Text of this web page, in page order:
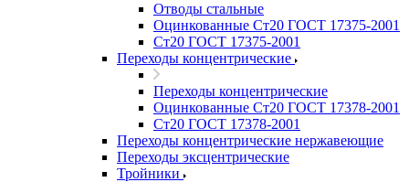
Отводы стальные
Оцинкованные Ст20 ГОСТ 17375-2001
Ст20 ГОСТ 17375-2001
Переходы концентрические
Переходы концентрические
Оцинкованные Ст20 ГОСТ 17378-2001
Ст20 ГОСТ 17378-2001
Переходы концентрические нержавеющие
Переходы эксцентрические
Тройники